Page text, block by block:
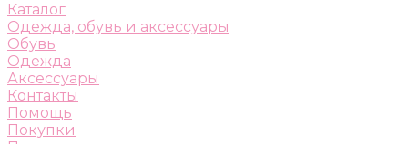
Каталог
Одежда, обувь и аксессуары
Обувь
Одежда
Аксессуары
Контакты
Помощь
Покупки